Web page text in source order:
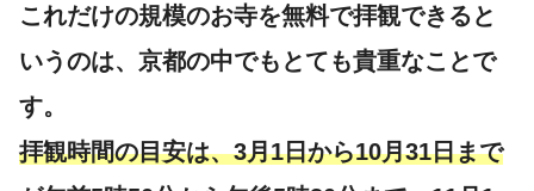
これだけの規模のお寺を無料で拝観できると
いうのは、京都の中でもとても貴重なことで
す。
拝観時間の目安は、3月1日から10月31日まで